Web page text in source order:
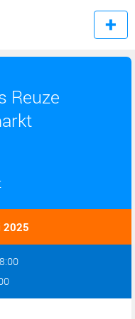
Reuze
2025